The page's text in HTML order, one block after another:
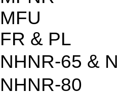
MFU
FR & PL
NHNR-65 &
NHNR-80